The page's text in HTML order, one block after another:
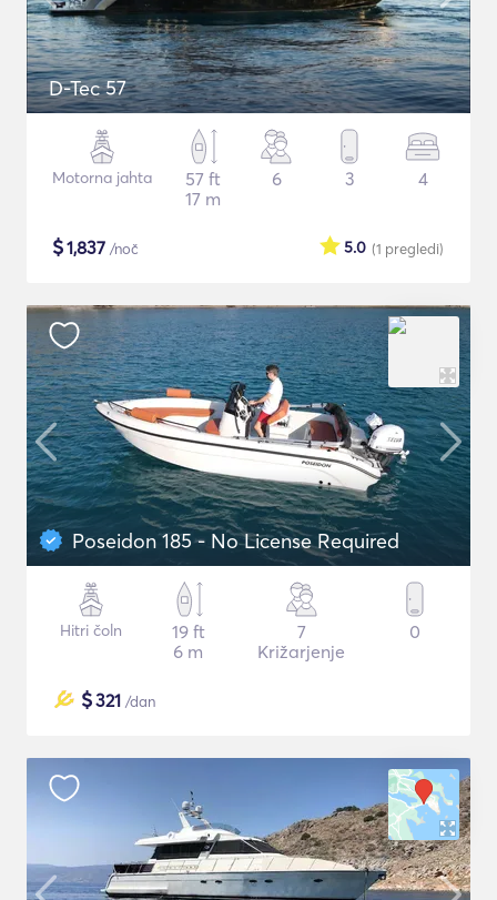
D-Tec 57
Motorna jahta
57 ft
17 m
6 3 4
$1,837 /noč (1 pregledi)
5.0
Poseidon 185 - No License Required
Hitri čoln
19 ft
6 m
7
Križarjenje
0
$321 /dan